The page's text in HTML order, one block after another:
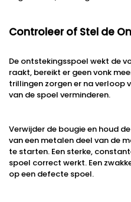
Controleer of Stel de
De ontstekingsspoel wekt de
raakt, bereikt er geen vonk
trillingen zorgen er na verloop
van de spoel verminderen.
Verwijder de bougie en houd
van een metalen deel van de
te starten. Een sterke,
spoel correct werkt. Een
op een defecte spoel.